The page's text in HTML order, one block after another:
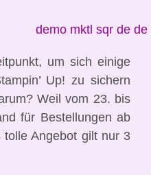
um sich einige
Up! zu sichern
Weil vom 23. bis
für Bestellungen ab
Angebot gilt nur 3